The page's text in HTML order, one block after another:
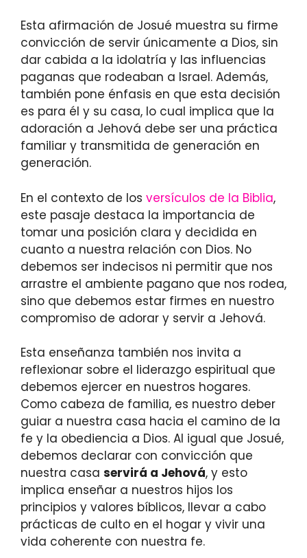
Esta afirmación de Josué muestra su firme
convicción de servir únicamente a Dios, sin
dar cabida a la idolatría y las influencias
paganas que rodeaban a Israel. Además,
también pone énfasis en que esta decisión
es para él y su casa, lo cual implica que la
adoración a Jehová debe ser una práctica
familiar y transmitida de generación en
generación.
En el contexto de los versículos de la Biblia,
este pasaje destaca la importancia de
tomar una posición clara y decidida en
cuanto a nuestra relación con Dios. No
debemos ser indecisos ni permitir que nos
arrastre el ambiente pagano que nos rodea,
sino que debemos estar firmes en nuestro
compromiso de adorar y servir a Jehová.
Esta enseñanza también nos invita a
reflexionar sobre el liderazgo espiritual que
debemos ejercer en nuestros hogares.
Como cabeza de familia, es nuestro deber
guiar a nuestra casa hacia el camino de la
fe y la obediencia a Dios. Al igual que Josué,
debemos declarar con convicción que
nuestra casa servirá a Jehová, y esto
implica enseñar a nuestros hijos los
principios y valores bíblicos, llevar a cabo
prácticas de culto en el hogar y vivir una
vida coherente con nuestra fe.